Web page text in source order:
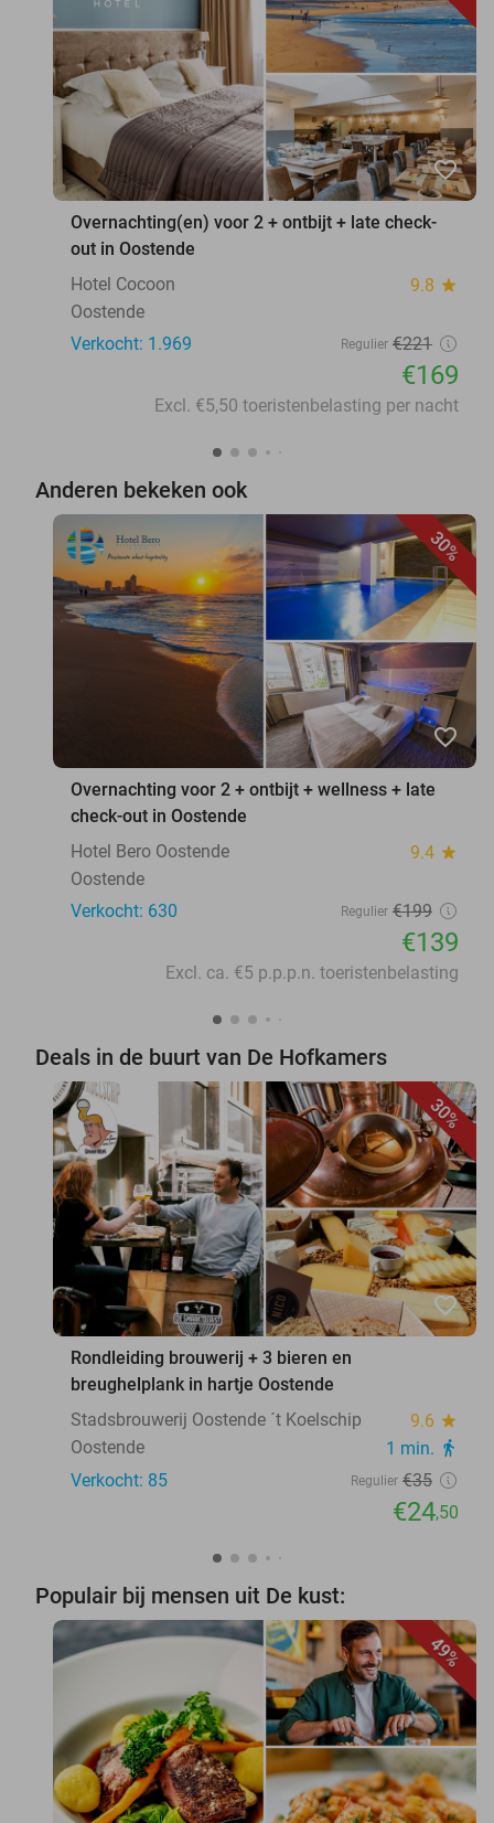
favorite_border
Overnachting(en) voor 2 + ontbijt + late check-
out in Oostende
Hotel Cocoon
9.8 star
Oostende
Verkocht: 1.969
Regulier €221
€169
Excl. €5,50 toeristenbelasting per nacht
Anderen bekeken ook
30%
favorite_border
Overnachting voor 2 + ontbijt + wellness + late
check-out in Oostende
Hotel Bero Oostende
9.4 star
Oostende
Verkocht: 630
Regulier €199
€139
Excl. ca. €5 p.p.p.n. toeristenbelasting
Deals in de buurt van De Hofkamers
30%
favorite_border
Rondleiding brouwerij + 3 bieren en
breughelplank in hartje Oostende
Stadsbrouwerij Oostende ´t Koelschip
9.6 star
Oostende 1 min. directions_walk
Verkocht: 85 Regulier €35
€24,50
Populair bij mensen uit De kust:
49%